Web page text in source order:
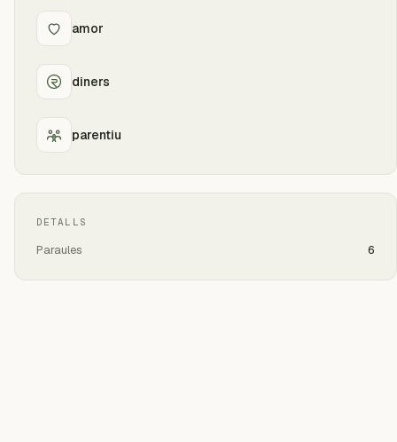
amor
diners
parentiu
DETALLS
Paraules 6